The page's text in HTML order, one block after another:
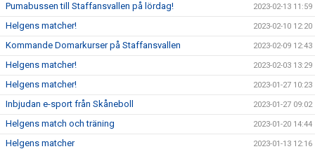
Pumabussen till Staffansvallen på lördag! 2023-02-13 11:59
Helgens matcher! 2023-02-10 12:20
Kommande Domarkurser på Staffansvallen 2023-02-09 12:43
Helgens matcher! 2023-02-03 13:29
Helgens matcher! 2023-01-27 10:23
Inbjudan e-sport från Skåneboll 2023-01-27 09:02
Helgens match och träning 2023-01-20 14:44
Helgens matcher 2023-01-13 12:16